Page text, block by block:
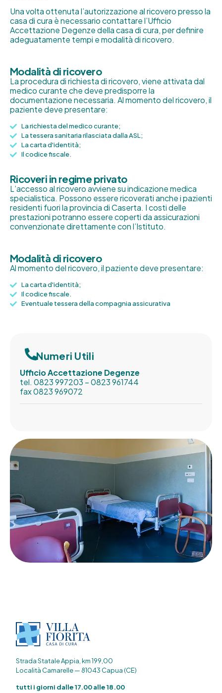
Una volta ottenuta l’autorizzazione al ricovero presso la
casa di cura è necessario contattare l’Ufficio
Accettazione Degenze della casa di cura, per definire
adeguatamente tempi e modalità di ricovero.
Modalità di ricovero
La procedura di richiesta di ricovero, viene attivata dal
medico curante che deve predisporre la
documentazione necessaria. Al momento del ricovero, il
paziente deve presentare:
La richiesta del medico curante;
La tessera sanitaria rilasciata dalla ASL;
La carta d'identità;
Il codice fiscale.
Ricoveri in regime privato
L’accesso al ricovero avviene su indicazione medica
specialistica. Possono essere ricoverati anche i pazienti
residenti fuori la provincia di Caserta. I costi delle
prestazioni potranno essere coperti da assicurazioni
convenzionate direttamente con l’Istituto.
Modalità di ricovero
Al momento del ricovero, il paziente deve presentare:
La carta d'identità;
Il codice fiscale.
Eventuale tessera della compagnia assicurativa
Numeri Utili
Ufficio Accettazione Degenze
tel. 0823 997203 – 0823 961744
fax 0823 969072
Strada Statale Appia, km 199,00
Località Camarelle — 81043 Capua (CE)
tutti i giorni dalle 17.00 alle 18.00